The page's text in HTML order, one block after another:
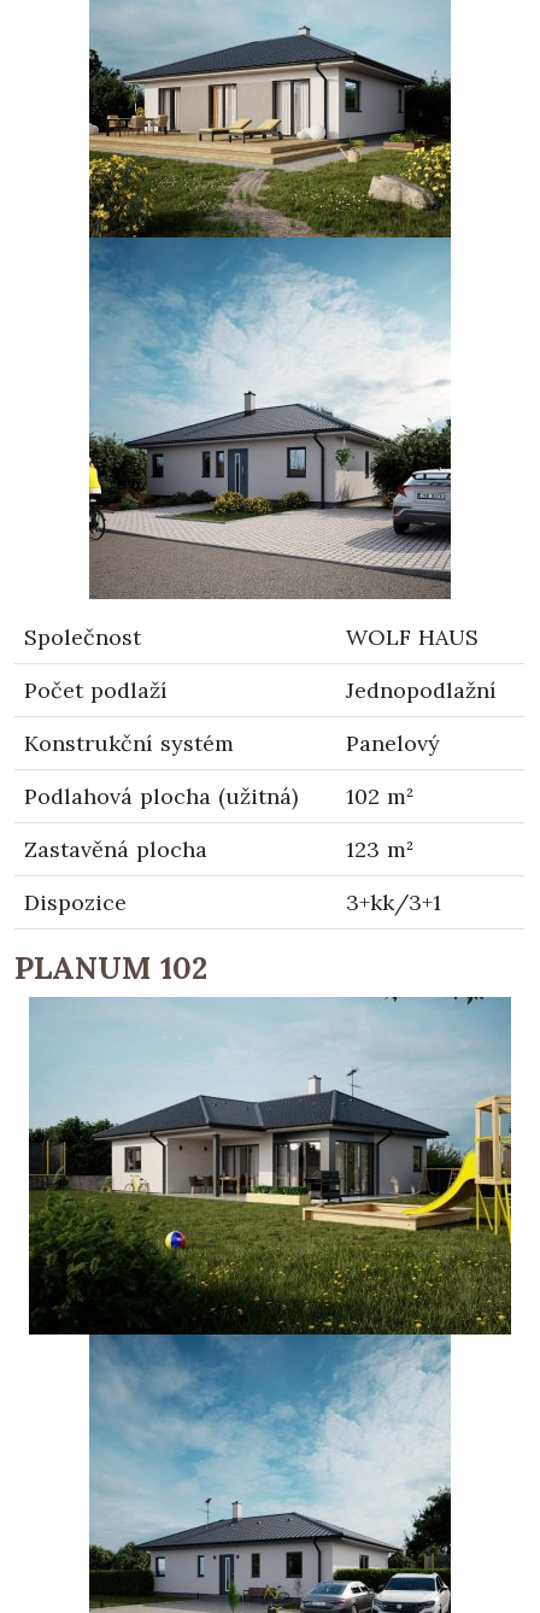
Společnost
WOLF HAUS
Počet podlaží
Jednopodlažní
Konstrukční systém
Panelový
Podlahová plocha (užitná)
102 m²
Zastavěná plocha
123 m²
Dispozice
3+kk/3+1
PLANUM 102